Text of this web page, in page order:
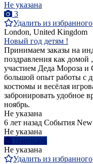
Не указана
3
Удалить из избранного
London, United Kingdom
Новый год детям !
Принимаем заказы на
поздравления как домой
участием Деда Мороза и
большой опыт работы с
костюмы и весёлая
забронировать удобное
ноябрь.
Не указана
6 лет назад События New
Не указана
Написать
Не указана
Удалить из избранного